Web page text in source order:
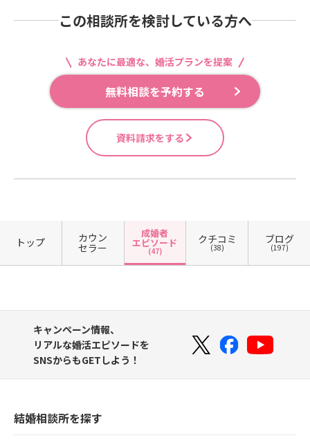
この相談所を検討している方へ
あなたに最適な、婚活プランを提案
無料相談を予約する
資料請求をする
トップ カウン
セラー
成婚者
エピソード
(47)
クチコミ
(38)
ブログ
(197)
キャンペーン情報、
リアルな婚活エピソードを
SNSからもGETしよう！
結婚相談所を探す